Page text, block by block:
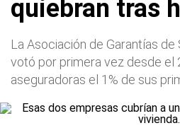
quiebran tras
La Asociación de Garantías de
votó por primera vez desde el
aseguradoras el 1% de sus